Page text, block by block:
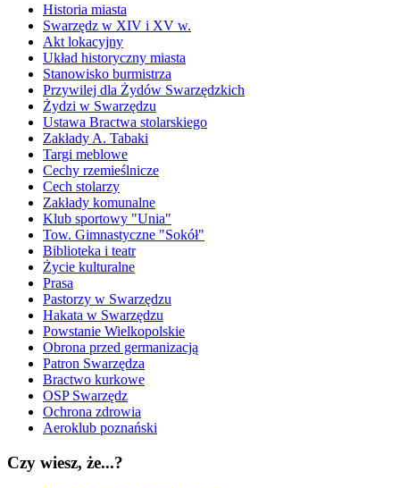
Historia miasta
Swarzędz w XIV i XV w.
Akt lokacyjny
Układ historyczny miasta
Stanowisko burmistrza
Przywilej dla Żydów Swarzędzkich
Żydzi w Swarzędzu
Ustawa Bractwa stolarskiego
Zakłady A. Tabaki
Targi meblowe
Cechy rzemieślnicze
Cech stolarzy
Zakłady komunalne
Klub sportowy "Unia"
Tow. Gimnastyczne "Sokół"
Biblioteka i teatr
Życie kulturalne
Prasa
Pastorzy w Swarzędzu
Hakata w Swarzędzu
Powstanie Wielkopolskie
Obrona przed germanizacją
Patron Swarzędza
Bractwo kurkowe
OSP Swarzędz
Ochrona zdrowia
Aeroklub poznański
Czy wiesz, że...?